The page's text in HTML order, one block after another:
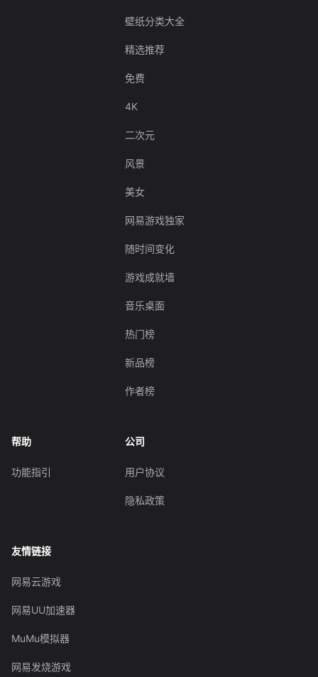
壁纸分类大全
精选推荐
免费
4K
二次元
风景
美女
网易游戏独家
随时间变化
游戏成就墙
音乐桌面
热门榜
新品榜
作者榜
帮助
功能指引
公司
用户协议
隐私政策
友情链接
网易云游戏
网易UU加速器
MuMu模拟器
网易发烧游戏